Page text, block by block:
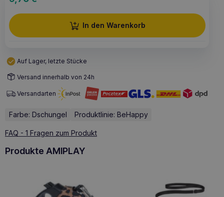
In den Warenkorb
Auf Lager, letzte Stücke
Versand innerhalb von 24h
Versandarten
Farbe: Dschungel Produktlinie: BeHappy
FAQ - 1 Fragen zum Produkt
Produkte AMIPLAY